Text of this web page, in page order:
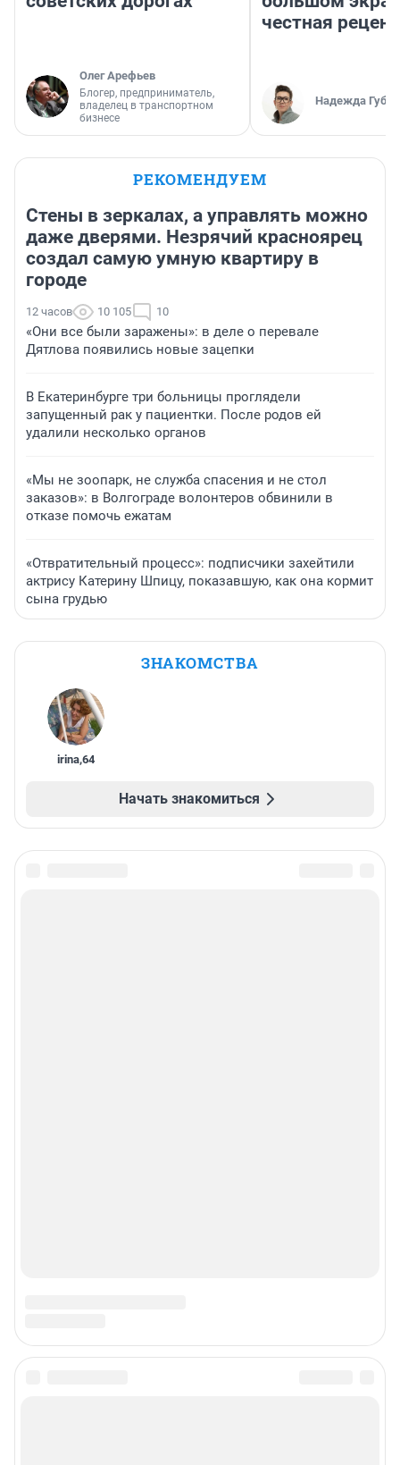
Олег Арефьев
Блогер, предприниматель,
владелец в транспортном
бизнесе
честная
Надежда
РЕКОМЕНДУЕМ
Стены в зеркалах, а управлять можно
даже дверями. Незрячий красноярец
создал самую умную квартиру в
городе
12 часов 10 105 10
«Они все были заражены»: в деле о перевале
Дятлова появились новые зацепки
В Екатеринбурге три больницы проглядели
запущенный рак у пациентки. После родов ей
удалили несколько органов
«Мы не зоопарк, не служба спасения и не стол
заказов»: в Волгограде волонтеров обвинили в
отказе помочь ежатам
«Отвратительный процесс»: подписчики захейтили
актрису Катерину Шпицу, показавшую, как она кормит
сына грудью
ЗНАКОМСТВА
irina,64
Начать знакомиться